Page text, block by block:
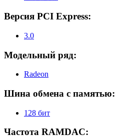
Версия PCI Express:
3.0
Модельный ряд:
Radeon
Шина обмена с памятью:
128 бит
Частота RAMDAC: